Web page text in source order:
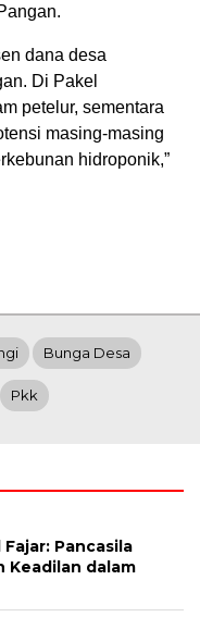
dana desa
Di Pakel
petelur, sementara
masing-masing
hidroponik,”
Bunga Desa
Pkk
Pancasila
Keadilan dalam